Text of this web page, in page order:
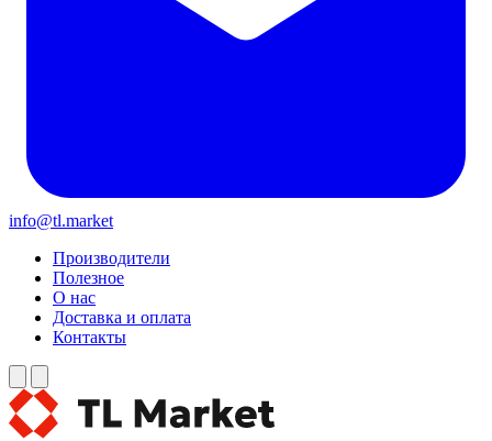
info@tl.market
Производители
Полезное
О нас
Доставка и оплата
Контакты